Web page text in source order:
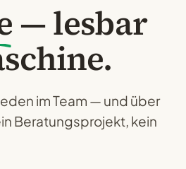
— lesbar
im Team — und über
Beratungsprojekt, kein